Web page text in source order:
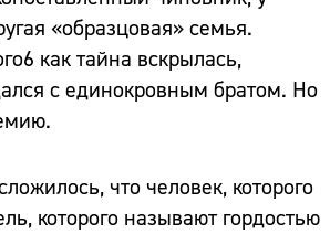
«образцовая» семья.
как тайна вскрылась,
с единокровным братом. Но
что человек, которого
которого называют гордостью